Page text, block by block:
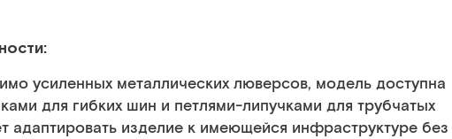
усиленных металлических люверсов, модель доступна
для гибких шин и петлями-липучками для трубчатых
адаптировать изделие к имеющейся инфраструктуре без